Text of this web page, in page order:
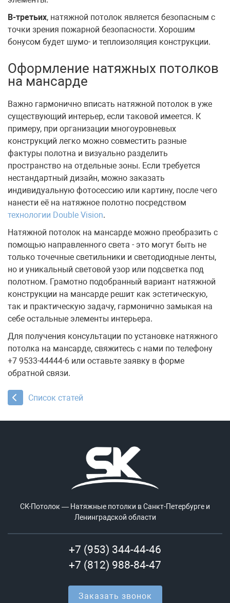
В-третьих, натяжной потолок является безопасным с
точки зрения пожарной безопасности. Хорошим
бонусом будет шумо- и теплоизоляция конструкции.
Оформление натяжных потолков
на мансарде
Важно гармонично вписать натяжной потолок в уже
существующий интерьер, если таковой имеется. К
примеру, при организации многоуровневых
конструкций легко можно совместить разные
фактуры полотна и визуально разделить
пространство на отдельные зоны. Если требуется
нестандартный дизайн, можно заказать
индивидуальную фотосессию или картину, после чего
нанести её на натяжное полотно посредством
технологии Double Vision.
Натяжной потолок на мансарде можно преобразить с
помощью направленного света - это могут быть не
только точечные светильники и светодиодные ленты,
но и уникальный световой узор или подсветка под
полотном. Грамотно подобранный вариант натяжной
конструкции на мансарде решит как эстетическую,
так и практическую задачу, гармонично замыкая на
себе остальные элементы интерьера.
Для получения консультации по установке натяжного
потолка на мансарде, свяжитесь с нами по телефону
+7 9533-44444-6 или оставьте заявку в форме
обратной связи.
Список статей
СК-Потолок — Натяжные потолки в Санкт-Петербурге и
Ленинградской области
+7 (953) 344-44-46
+7 (812) 988-84-47
Заказать звонок